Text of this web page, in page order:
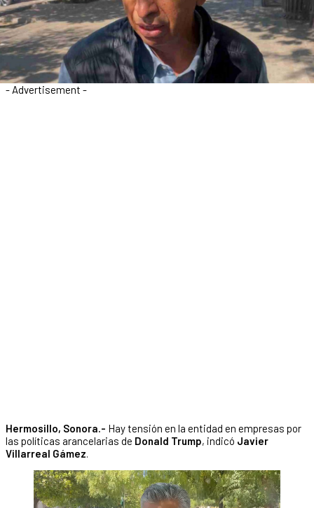
- Advertisement -
Hermosillo, Sonora.- Hay tensión en la entidad en empresas por
las políticas arancelarias de Donald Trump, indicó Javier
Villarreal Gámez.